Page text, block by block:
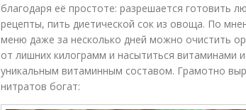
благодаря её простоте: разрешается готовить
рецепты, пить диетической сок из овоща. По
меню даже за несколько дней можно очистить
от лишних килограмм и насытиться витаминами
уникальным витаминным составом. Грамотно
нитратов богат: